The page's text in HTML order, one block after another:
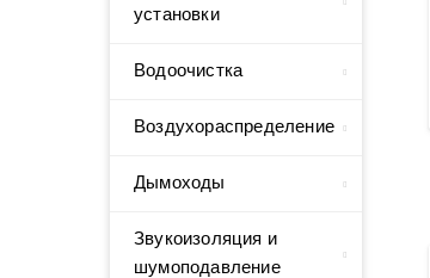
установки
Водоочистка
Воздухораспределение
Дымоходы
Звукоизоляция и
шумоподавление